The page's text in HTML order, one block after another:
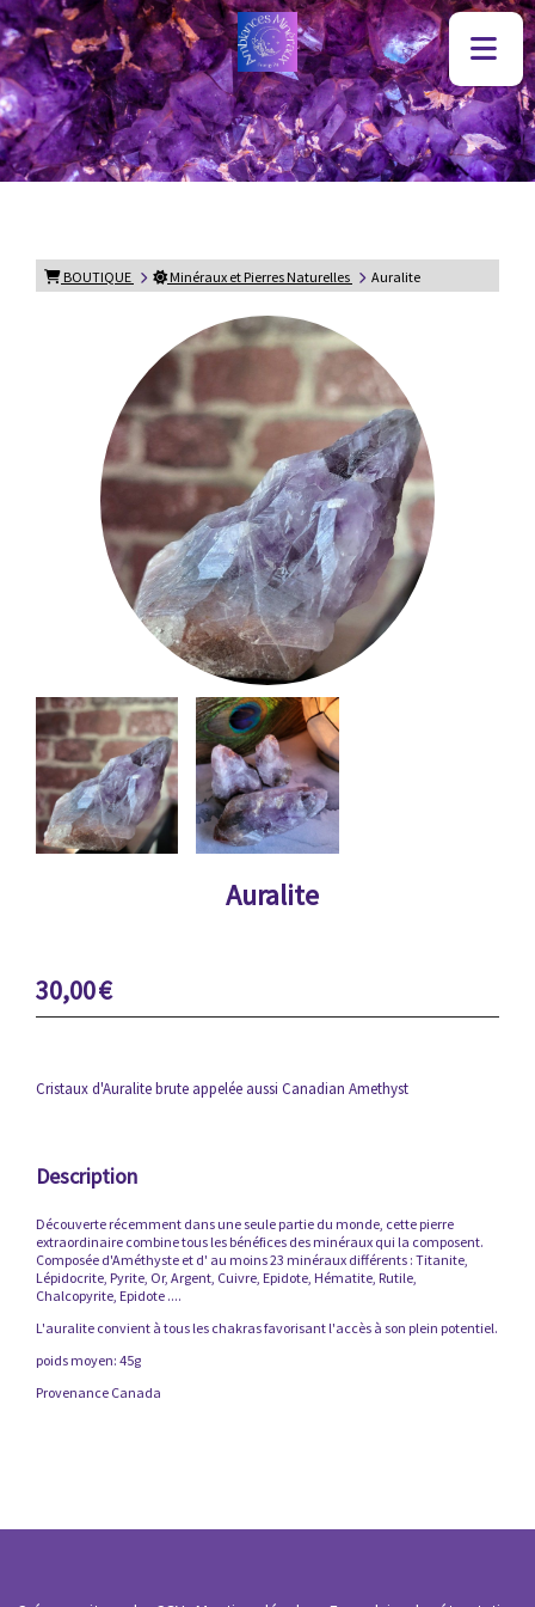
BOUTIQUE Minéraux et Pierres Naturelles Auralite
Auralite
30,00€
Cristaux d'Auralite brute appelée aussi Canadian Amethyst
Description
Découverte récemment dans une seule partie du monde, cette pierre
extraordinaire combine tous les bénéfices des minéraux qui la composent.
Composée d'Améthyste et d' au moins 23 minéraux différents : Titanite,
Lépidocrite, Pyrite, Or, Argent, Cuivre, Epidote, Hématite, Rutile,
Chalcopyrite, Epidote ....
L'auralite convient à tous les chakras favorisant l'accès à son plein potentiel.
poids moyen: 45g
Provenance Canada